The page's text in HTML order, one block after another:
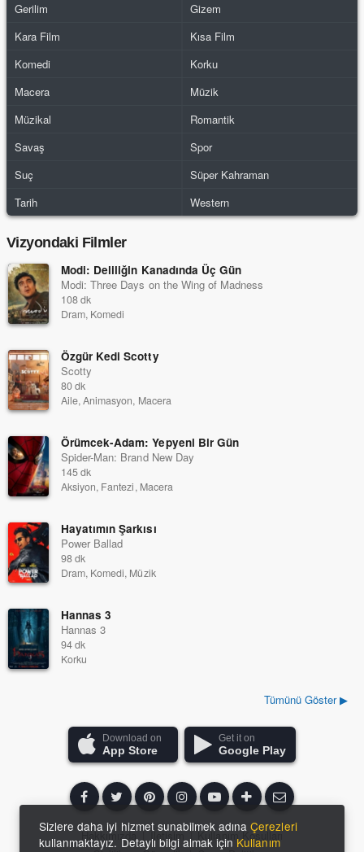
Gerilim
Gizem
Kara Film
Kısa Film
Komedi
Korku
Macera
Müzik
Müzikal
Romantik
Savaş
Spor
Suç
Süper Kahraman
Tarih
Western
Vizyondaki Filmler
Modi: Deliliğin Kanadında Üç Gün
Modi: Three Days on the Wing of Madness
108 dk
Dram, Komedi
Özgür Kedi Scotty
Scotty
80 dk
Aile, Animasyon, Macera
Örümcek-Adam: Yepyeni Bir Gün
Spider-Man: Brand New Day
145 dk
Aksiyon, Fantezi, Macera
Hayatımın Şarkısı
Power Ballad
98 dk
Dram, Komedi, Müzik
Hannas 3
Hannas 3
94 dk
Korku
Tümünü Göster ▶
Download on
App Store
Get it on
Google Play
Hakkımızda | İletişim | Kullanım Koşulları
Sizlere daha iyi hizmet sunabilmek adınaÇerezleri
kullanmaktayız. Detaylı bilgi almak için Kullanım